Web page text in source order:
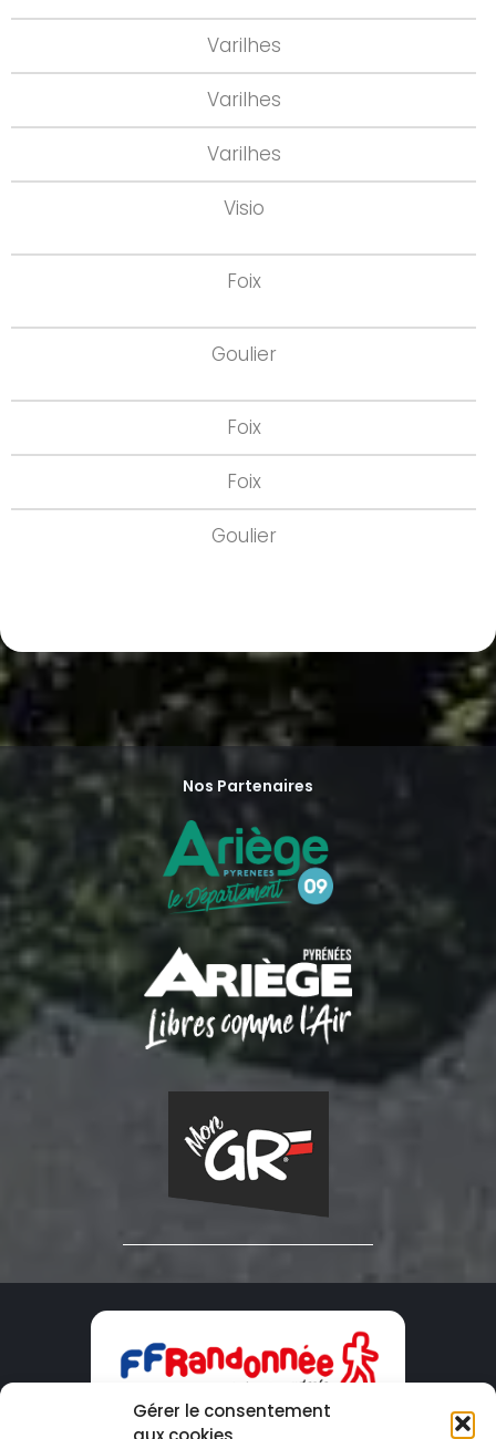
Gérer le consentement
Varilhes
Varilhes
Varilhes
Visio
Foix
Goulier
Foix
Foix
Goulier
Nos Partenaires